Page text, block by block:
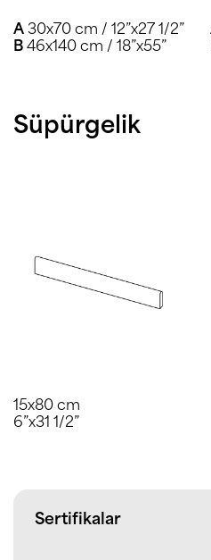
A 30x70 cm / 12”x27 1/2”
B 46x140 cm / 18”x55”
Süpürgelik
15x80 cm
6”x31 1/2”
Sertifikalar